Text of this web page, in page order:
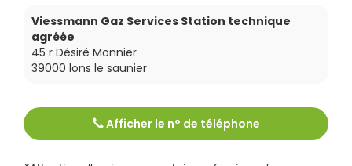
Viessmann Gaz Services Station technique
agréée
45 r Désiré Monnier
39000 lons le saunier
Afficher le n° de téléphone
0685230372